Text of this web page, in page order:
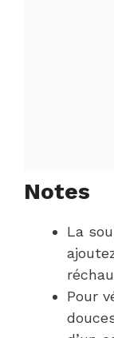
Notes
La
Pour